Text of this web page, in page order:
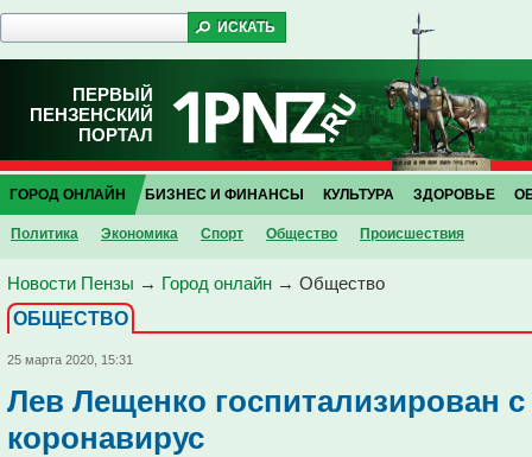
ПЕРВЫЙ
ПЕНЗЕНСКИЙ
ПОРТАЛ
ГОРОД ОНЛАЙН
Политика Экономика Спорт Общество Проиcшествия
БИЗНЕС И ФИНАНСЫ КУЛЬТУРА ЗДОРОВЬЕ
Новости Пензы → Город онлайн → Общество
ОБЩЕСТВО
25 марта 2020, 15:31
Лев Лещенко госпитализирован
коронавирус